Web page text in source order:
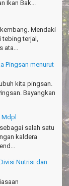
seru
Ikan Bak...
Mendaki
tebing terjal,
ata...
Pingsan menurut
kita pingsan.
Bayangkan
salah satu
kaldera
Nutrisi dan